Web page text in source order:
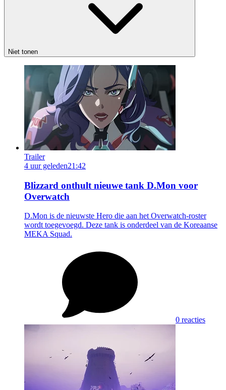
Niet tonen
Trailer
4 uur geleden21:42
Blizzard onthult nieuwe tank D.Mon voor
Overwatch
D.Mon is de nieuwste Hero die aan het Overwatch-roster
wordt toegevoegd. Deze tank is onderdeel van de Koreaanse
MEKA Squad.
0 reacties